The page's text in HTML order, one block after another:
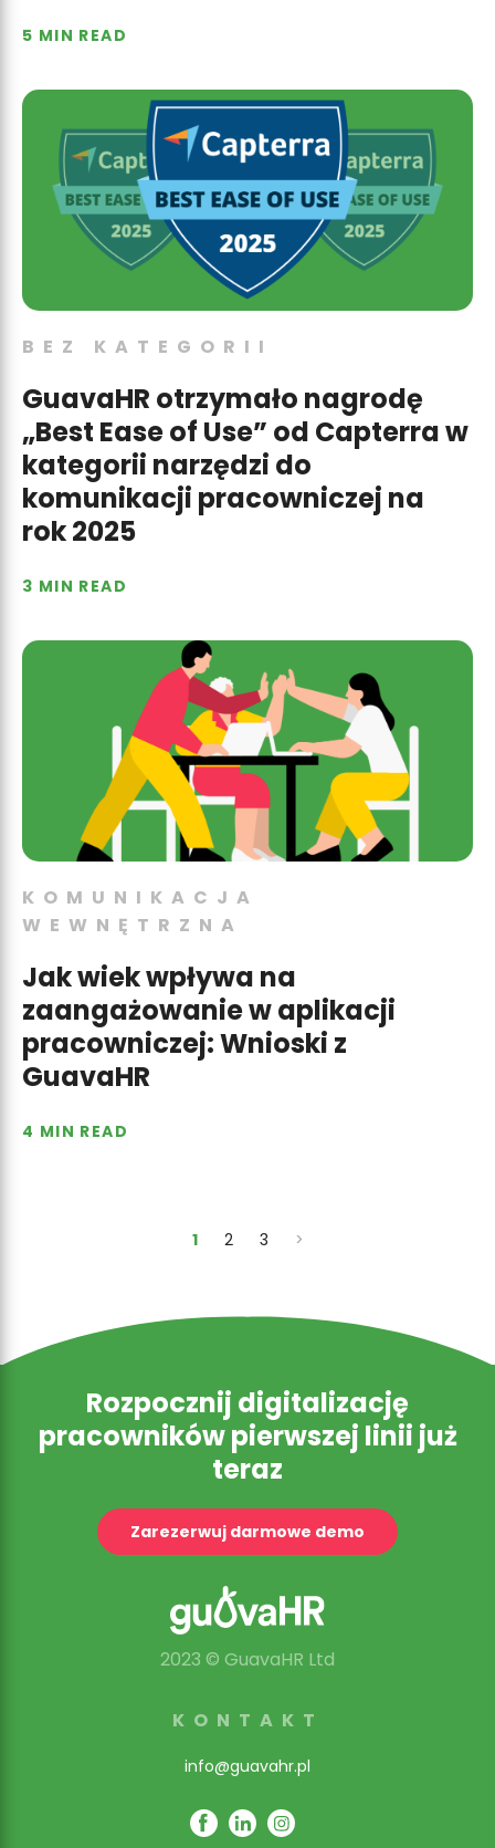
5 MIN READ
BEZ KATEGORII
GuavaHR otrzymało nagrodę
„Best Ease of Use” od Capterra w
kategorii narzędzi do
komunikacji pracowniczej na
rok 2025
3 MIN READ
KOMUNIKACJA
WEWNĘTRZNA
Jak wiek wpływa na
zaangażowanie w aplikacji
pracowniczej: Wnioski z
GuavaHR
4 MIN READ
1 2 3 >
Rozpocznij digitalizację
pracowników pierwszej linii już
teraz
Zarezerwuj darmowe demo
2023 © GuavaHR Ltd
KONTAKT
info@guavahr.pl